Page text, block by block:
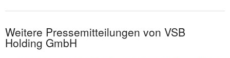
Weitere Pressemitteilungen von VSB
Holding GmbH